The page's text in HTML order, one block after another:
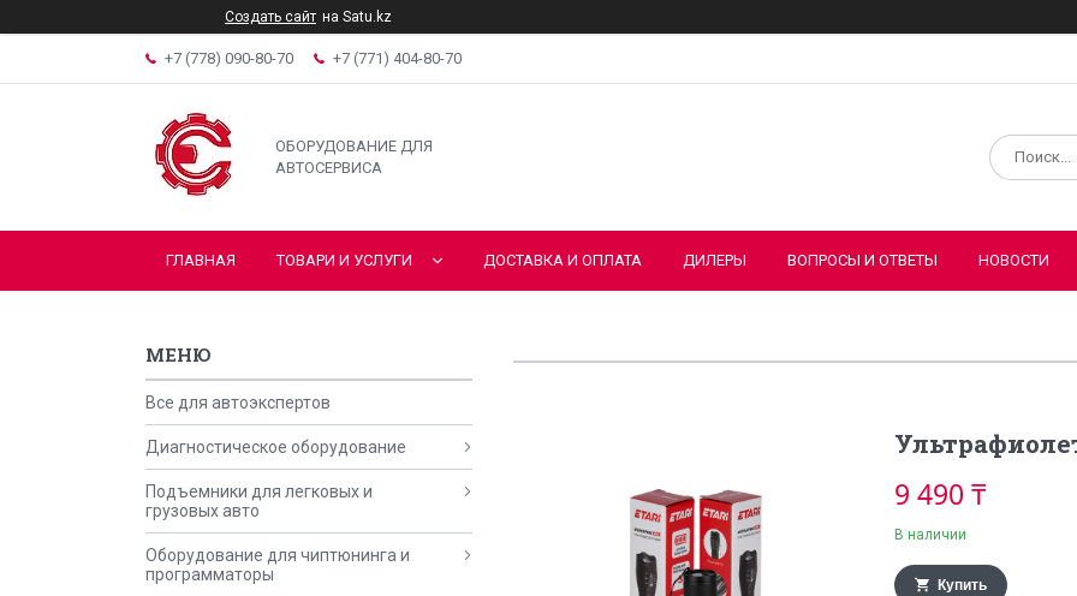
Создать сайт на Satu.kz
+7 (778) 090-80-70 +7 (771) 404-80-70
ОБОРУДОВАНИЕ ДЛЯ
АВТОСЕРВИСА
ГЛАВНАЯ ТОВАРИ И УСЛУГИ ДОСТАВКА И ОПЛАТА ДИЛЕРЫ ВОПРОСЫ И ОТВЕТЫ НОВОСТИ
9 490 ₸
В наличии
Купить
Все для автоэкспертов
Диагностическое оборудование
Подъемники для легковых и
грузовых авто
Оборудование для чиптюнинга и
программаторы